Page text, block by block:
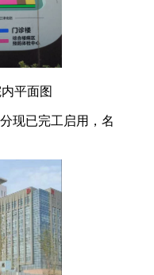
平面图
现已完工启用，名